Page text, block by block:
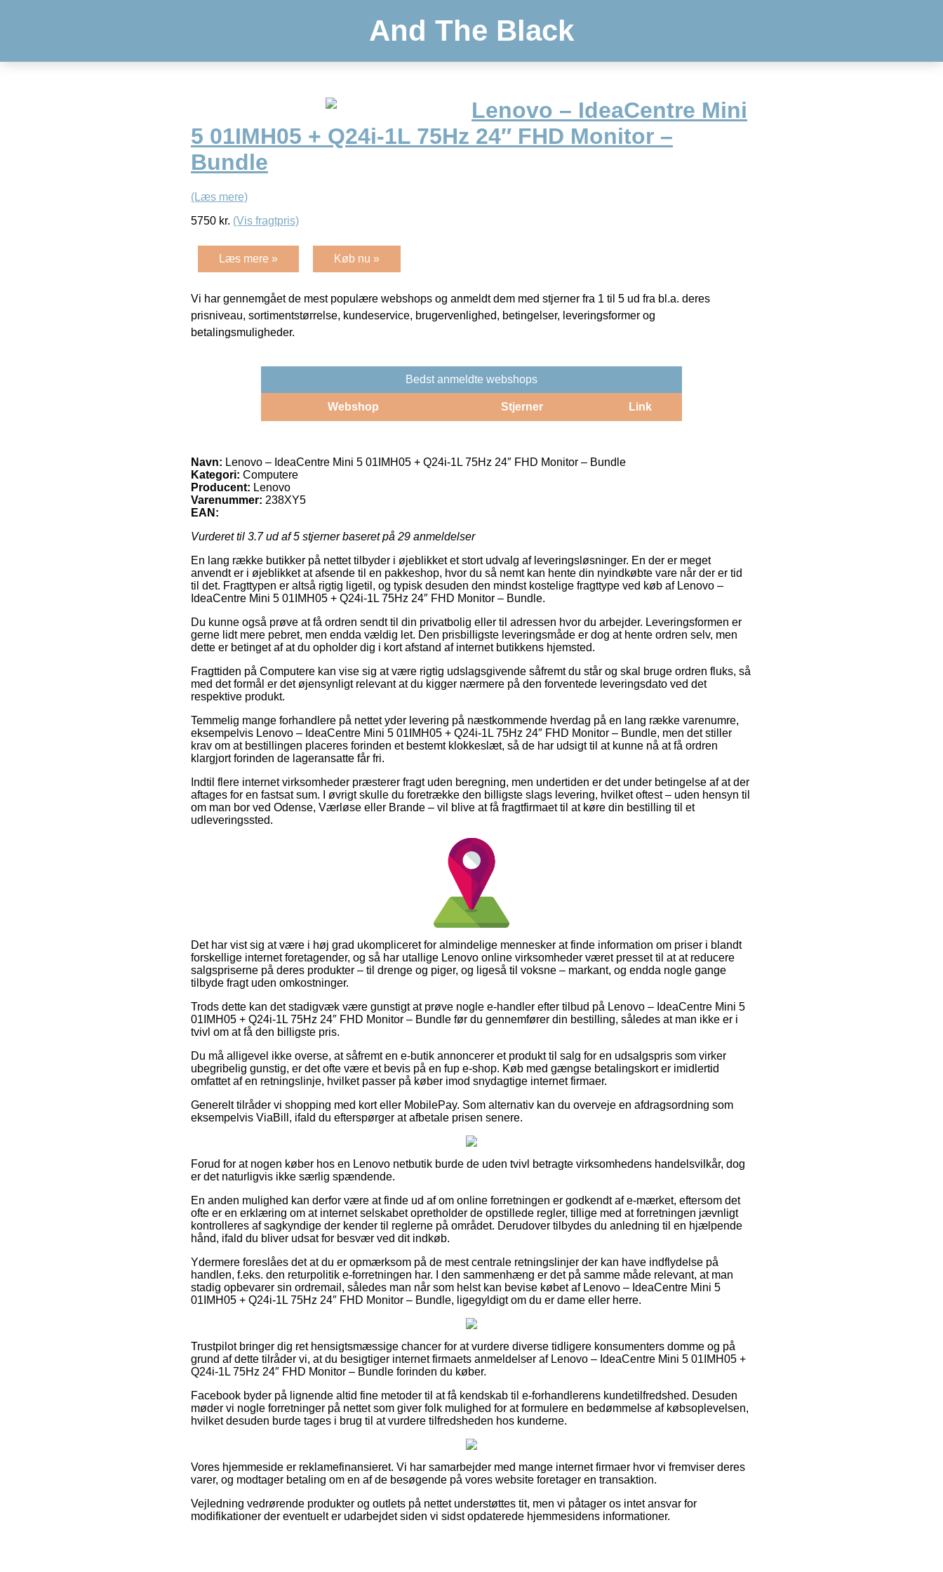
And The Black
Lenovo – IdeaCentre Mini
5 01IMH05 + Q24i-1L 75Hz 24″ FHD Monitor –
Bundle
(Læs mere)
5750 kr. (Vis fragtpris)
Læs mere » Køb nu »
Vi har gennemgået de mest populære webshops og anmeldt dem med stjerner fra 1 til 5 ud fra bl.a. deres
prisniveau, sortimentstørrelse, kundeservice, brugervenlighed, betingelser, leveringsformer og
betalingsmuligheder.
Bedst anmeldte webshops
Webshop Stjerner Link
Navn: Lenovo – IdeaCentre Mini 5 01IMH05 + Q24i-1L 75Hz 24″ FHD Monitor – Bundle
Kategori: Computere
Producent: Lenovo
Varenummer: 238XY5
EAN:
Vurderet til 3.7ud af 5 stjerner baseret på 29 anmeldelser
En lang række butikker på nettet tilbyder i øjeblikket et stort udvalg af leveringsløsninger. En der er meget
anvendt er i øjeblikket at afsende til en pakkeshop, hvor du så nemt kan hente din nyindkøbte vare når der er tid
til det. Fragttypen er altså rigtig ligetil, og typisk desuden den mindst kostelige fragttype ved køb af Lenovo –
IdeaCentre Mini 5 01IMH05 + Q24i-1L 75Hz 24″ FHD Monitor – Bundle.
Du kunne også prøve at få ordren sendt til din privatbolig eller til adressen hvor du arbejder. Leveringsformen er
gerne lidt mere pebret, men endda vældig let. Den prisbilligste leveringsmåde er dog at hente ordren selv, men
dette er betinget af at du opholder dig i kort afstand af internet butikkens hjemsted.
Fragttiden på Computere kan vise sig at være rigtig udslagsgivende såfremt du står og skal bruge ordren fluks, så
med det formål er det øjensynligt relevant at du kigger nærmere på den forventede leveringsdato ved det
respektive produkt.
Temmelig mange forhandlere på nettet yder levering på næstkommende hverdag på en lang række varenumre,
eksempelvis Lenovo – IdeaCentre Mini 5 01IMH05 + Q24i-1L 75Hz 24″ FHD Monitor – Bundle, men det stiller
krav om at bestillingen placeres forinden et bestemt klokkeslæt, så de har udsigt til at kunne nå at få ordren
klargjort forinden de lageransatte får fri.
Indtil flere internet virksomheder præsterer fragt uden beregning, men undertiden er det under betingelse af at der
aftages for en fastsat sum. I øvrigt skulle du foretrække den billigste slags levering, hvilket oftest – uden hensyn til
om man bor ved Odense, Værløse eller Brande – vil blive at få fragtfirmaet til at køre din bestilling til et
udleveringssted.
Det har vist sig at være i høj grad ukompliceret for almindelige mennesker at finde information om priser i blandt
forskellige internet foretagender, og så har utallige Lenovo online virksomheder været presset til at at reducere
salgspriserne på deres produkter – til drenge og piger, og ligeså til voksne – markant, og endda nogle gange
tilbyde fragt uden omkostninger.
Trods dette kan det stadigvæk være gunstigt at prøve nogle e-handler efter tilbud på Lenovo – IdeaCentre Mini 5
01IMH05 + Q24i-1L 75Hz 24″ FHD Monitor – Bundle før du gennemfører din bestilling, således at man ikke er i
tvivl om at få den billigste pris.
Du må alligevel ikke overse, at såfremt en e-butik annoncerer et produkt til salg for en udsalgspris som virker
ubegribelig gunstig, er det ofte være et bevis på en fup e-shop. Køb med gængse betalingskort er imidlertid
omfattet af en retningslinje, hvilket passer på køber imod snydagtige internet firmaer.
Generelt tilråder vi shopping med kort eller MobilePay. Som alternativ kan du overveje en afdragsordning som
eksempelvis ViaBill, ifald du efterspørger at afbetale prisen senere.
Forud for at nogen køber hos en Lenovo netbutik burde de uden tvivl betragte virksomhedens handelsvilkår, dog
er det naturligvis ikke særlig spændende.
En anden mulighed kan derfor være at finde ud af om online forretningen er godkendt af e-mærket, eftersom det
ofte er en erklæring om at internet selskabet opretholder de opstillede regler, tillige med at forretningen jævnligt
kontrolleres af sagkyndige der kender til reglerne på området. Derudover tilbydes du anledning til en hjælpende
hånd, ifald du bliver udsat for besvær ved dit indkøb.
Ydermere foreslåes det at du er opmærksom på de mest centrale retningslinjer der kan have indflydelse på
handlen, f.eks. den returpolitik e-forretningen har. I den sammenhæng er det på samme måde relevant, at man
stadig opbevarer sin ordremail, således man når som helst kan bevise købet af Lenovo – IdeaCentre Mini 5
01IMH05 + Q24i-1L 75Hz 24″ FHD Monitor – Bundle, ligegyldigt om du er dame eller herre.
Trustpilot bringer dig ret hensigtsmæssige chancer for at vurdere diverse tidligere konsumenters domme og på
grund af dette tilråder vi, at du besigtiger internet firmaets anmeldelser af Lenovo – IdeaCentre Mini 5 01IMH05 +
Q24i-1L 75Hz 24″ FHD Monitor – Bundle forinden du køber.
Facebook byder på lignende altid fine metoder til at få kendskab til e-forhandlerens kundetilfredshed. Desuden
møder vi nogle forretninger på nettet som giver folk mulighed for at formulere en bedømmelse af købsoplevelsen,
hvilket desuden burde tages i brug til at vurdere tilfredsheden hos kunderne.
Vores hjemmeside er reklamefinansieret. Vi har samarbejder med mange internet firmaer hvor vi fremviser deres
varer, og modtager betaling om en af de besøgende på vores website foretager en transaktion.
Vejledning vedrørende produkter og outlets på nettet understøttes tit, men vi påtager os intet ansvar for
modifikationer der eventuelt er udarbejdet siden vi sidst opdaterede hjemmesidens informationer.